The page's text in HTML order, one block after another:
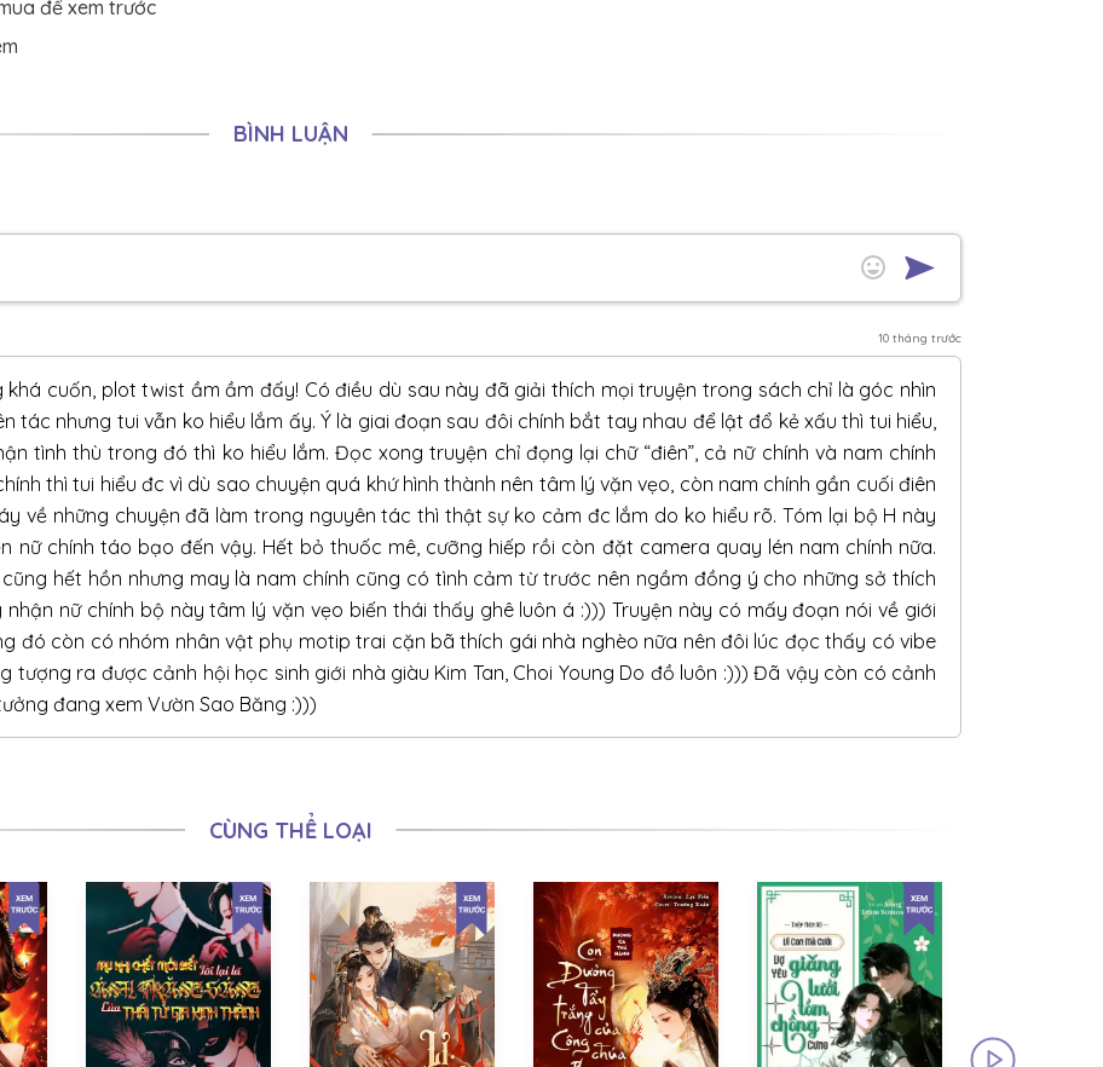
01/05/2025
29/04/2025
26/04/2025
24/04/2025
22/04/2025
19/04/2025
17/04/2025
15/04/2025
12/04/2025
05/04/2025
01/04/2025
29/03/2025
27/03/2025
25/03/2025
để xem trước
BÌNH LUẬN
10 tháng trước
khá cuốn, plot twist ầm ầm đấy! Có điều dù sau này đã giải thích mọi truyện trong sách chỉ là góc nhìn
tác nhưng tui vẫn ko hiểu lắm ấy. Ý là giai đoạn sau đôi chính bắt tay nhau để lật đổ kẻ xấu thì tui hiểu,
tình thù trong đó thì ko hiểu lắm. Đọc xong truyện chỉ đọng lại chữ “điên”, cả nữ chính và nam chính
thì tui hiểu đc vì dù sao chuyện quá khứ hình thành nên tâm lý vặn vẹo, còn nam chính gần cuối điên
về những chuyện đã làm trong nguyên tác thì thật sự ko cảm đc lắm do ko hiểu rõ. Tóm lại bộ H này
nữ chính táo bạo đến vậy. Hết bỏ thuốc mê, cưỡng hiếp rồi còn đặt camera quay lén nam chính nữa.
hết hồn nhưng may là nam chính cũng có tình cảm từ trước nên ngầm đồng ý cho những sở thích
nữ chính bộ này tâm lý vặn vẹo biến thái thấy ghê luôn á :))) Truyện này có mấy đoạn nói về giới
đó còn có nhóm nhân vật phụ motip trai cặn bã thích gái nhà nghèo nữa nên đôi lúc đọc thấy có vibe
tượng ra được cảnh hội học sinh giới nhà giàu Kim Tan, Choi Young Do đồ luôn :))) Đã vậy còn có cảnh
đang xem Vườn Sao Băng :)))
CÙNG THỂ LOẠI